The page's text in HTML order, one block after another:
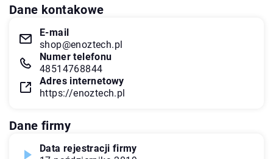
Dane kontakowe
E-mail
shop@enoztech.pl
Numer telefonu
48514768844
Adres internetowy
https://enoztech.pl
Dane firmy
Data rejestracji firmy